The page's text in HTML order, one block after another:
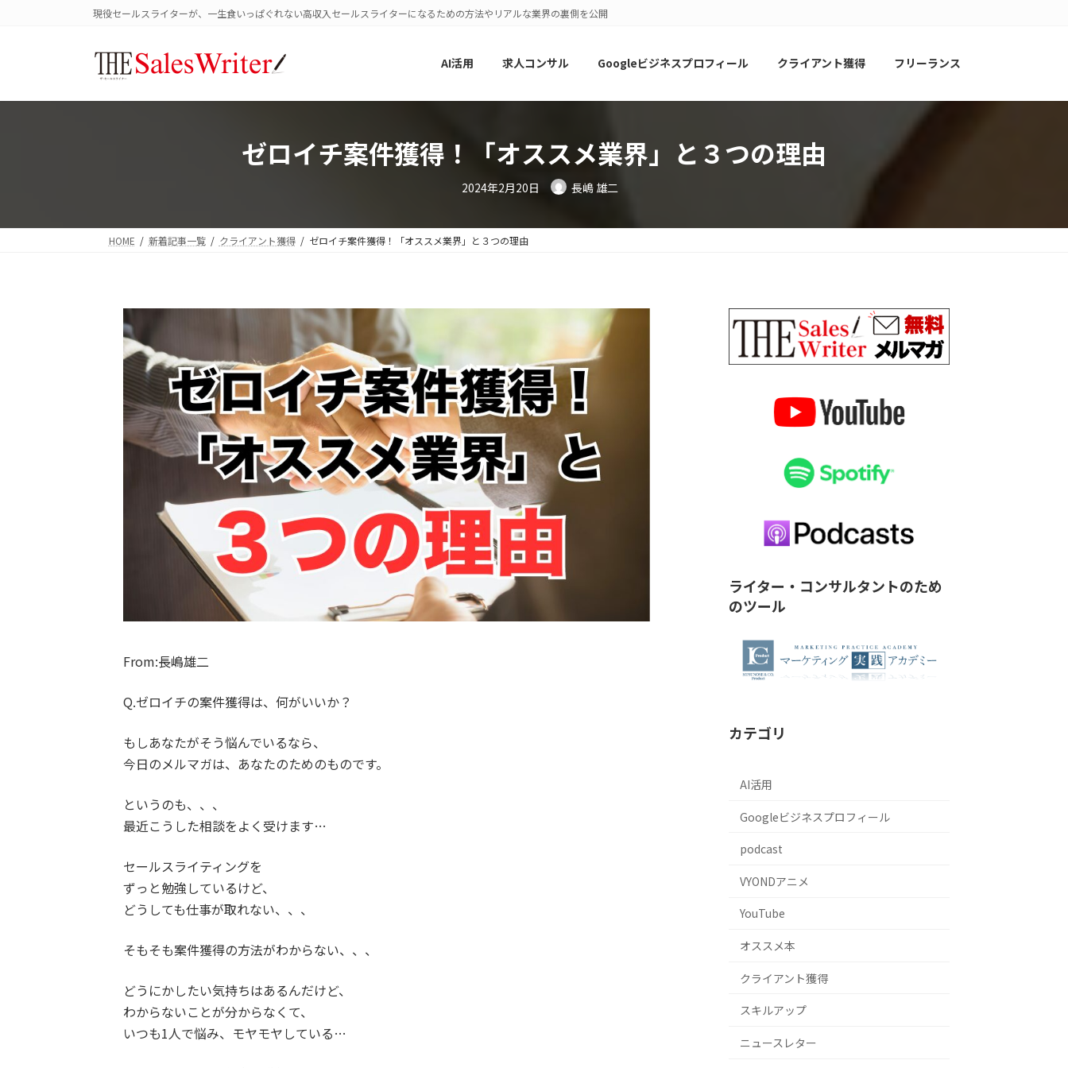
へ
ョ
現役セールスライターが、一生食いっぱぐれない高収入セールスライターになるための方法やリアルな業界の裏側を公開
AI活用 求人コンサル Googleビジネスプロフィール クライアント獲得 フリーランス
ゼロイチ案件獲得！「オススメ業界」と３つの理由
2024年2月20日 長嶋 雄二
HOME 新着記事一覧 クライアント獲得 ゼロイチ案件獲得！「オススメ業界」と３つの理由
From:長嶋雄二
Q.ゼロイチの案件獲得は、何がいいか？
もしあなたがそう悩んでいるなら、
今日のメルマガは、あなたのためのものです。
というのも、、、
最近こうした相談をよく受けます…
セールスライティングを
ずっと勉強しているけど、
どうしても仕事が取れない、、、
そもそも案件獲得の方法がわからない、、、
どうにかしたい気持ちはあるんだけど、
わからないことが分からなくて、
いつも1人で悩み、モヤモヤしている…
ライター・コンサルタントのため
のツール
カテゴリ
AI活用
Googleビジネスプロフィール
podcast
VYONDアニメ
YouTube
オススメ本
クライアント獲得
スキルアップ
ニュースレター